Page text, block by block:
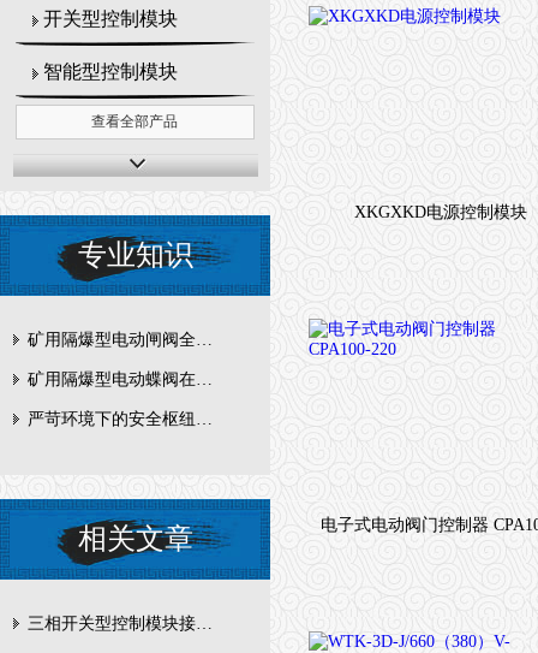
开关型控制模块
智能型控制模块
查看全部产品
专业知识
矿用隔爆型电动闸阀全周期维护与故障排查要点
矿用隔爆型电动蝶阀在瓦斯管道控制中的防爆设计与安全标准解析
严苛环境下的安全枢纽：矿用隔爆型电动闸阀的技术剖析
相关文章
三相开关型控制模块接线简单，调试方便
XKGXKD电源控制模块